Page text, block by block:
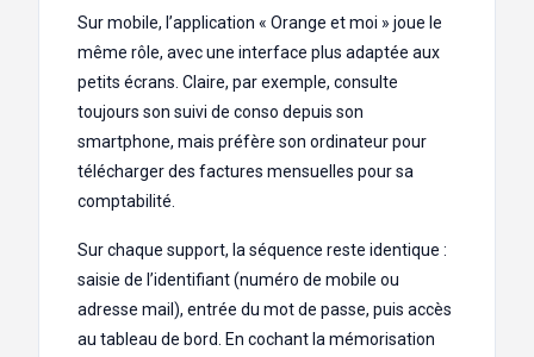
Sur mobile, l’application « Orange et moi » joue le
même rôle, avec une interface plus adaptée aux
petits écrans. Claire, par exemple, consulte
toujours son suivi de conso depuis son
smartphone, mais préfère son ordinateur pour
télécharger des factures mensuelles pour sa
comptabilité.
Sur chaque support, la séquence reste identique :
saisie de l’identifiant (numéro de mobile ou
adresse mail), entrée du mot de passe, puis accès
au tableau de bord. En cochant la mémorisation